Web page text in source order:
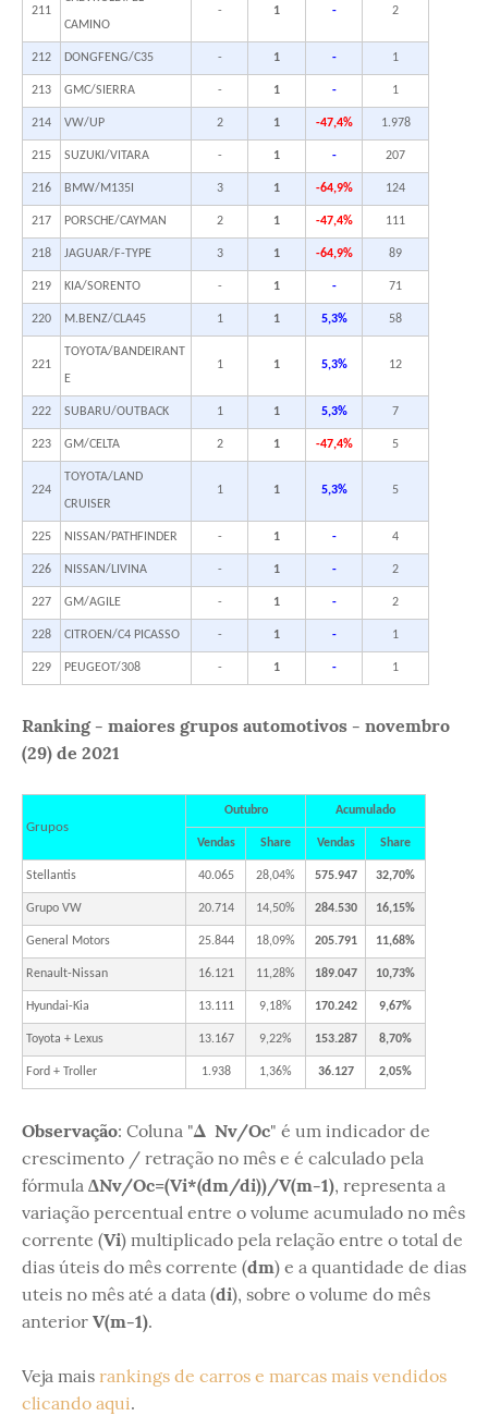
211
CAMINO
- 1 - 2
212 DONGFENG/C35 - 1 - 1
213 GMC/SIERRA - 1 - 1
214 VW/UP 2 1 -47,4% 1.978
215 SUZUKI/VITARA - 1 - 207
216 BMW/M135I 3 1 -64,9% 124
217 PORSCHE/CAYMAN 2 1 -47,4% 111
218 JAGUAR/F-TYPE 3 1 -64,9% 89
219 KIA/SORENTO - 1 - 71
220 M.BENZ/CLA45 1 1 5,3% 58
221
TOYOTA/BANDEIRANT
E
1 1 5,3% 12
222 SUBARU/OUTBACK 1 1 5,3% 7
223 GM/CELTA 2 1 -47,4% 5
224
TOYOTA/LAND
CRUISER
1 1 5,3% 5
225 NISSAN/PATHFINDER - 1 - 4
226 NISSAN/LIVINA - 1 - 2
227 GM/AGILE - 1 - 2
228 CITROEN/C4 PICASSO - 1 - 1
229 PEUGEOT/308 - 1 - 1
Ranking - maiores grupos automotivos - novembro
(29) de 2021
Grupos
Outubro Acumulado
Vendas Share Vendas Share
Stellantis 40.065 28,04% 575.947 32,70%
Grupo VW 20.714 14,50% 284.530 16,15%
General Motors 25.844 18,09% 205.791 11,68%
Renault-Nissan 16.121 11,28% 189.047 10,73%
Hyundai-Kia 13.111 9,18% 170.242 9,67%
Toyota + Lexus 13.167 9,22% 153.287 8,70%
Ford + Troller 1.938 1,36% 36.127 2,05%
Observação: Coluna "Δ Nv/Oc" é um indicador de
crescimento / retração no mês e é calculado pela
fórmula ∆Nv/Oc=(Vi*(dm/di))/V(m-1), representa a
variação percentual entre o volume acumulado no mês
corrente (Vi) multiplicado pela relação entre o total de
dias úteis do mês corrente (dm) e a quantidade de dias
uteis no mês até a data (di), sobre o volume do mês
anterior V(m-1).
Veja mais rankings de carros e marcas mais vendidos
clicando aqui.